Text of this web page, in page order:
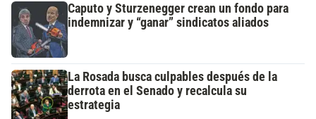
Caputo y Sturzenegger crean un fondo para
indemnizar y “ganar” sindicatos aliados
La Rosada busca culpables después de la
derrota en el Senado y recalcula su
estrategia